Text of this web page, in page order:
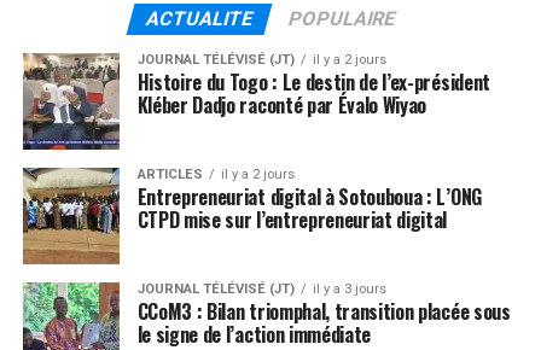
ACTUALITE POPULAIRE
JOURNAL TÉLÉVISÉ (JT) il y a 2 jours
Histoire du Togo : Le destin de l’ex-président
Kléber Dadjo raconté par Évalo Wiyao
ARTICLES il y a 2 jours
Entrepreneuriat digital à Sotouboua : L’ONG
CTPD mise sur l’entrepreneuriat digital
JOURNAL TÉLÉVISÉ (JT) il y a 3 jours
CCoM3 : Bilan triomphal, transition placée sous
le signe de l’action immédiate